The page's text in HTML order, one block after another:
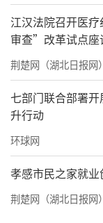
在孩子们的家
写作业，听孩
向爱心妈妈展
送给可爱的妈
一场暖心相聚
又加深了爱心
让孩子们真切
温暖，让孩子
江汉法院召开医
审查”改革试点座
荆楚网（湖北日报网）
七部门联合部署
升行动
环球网
孝感市民之家就
荆楚网（湖北日报网）